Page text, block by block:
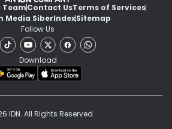
TeamContact UsTerms of Services
Media SiberIndexSitemap
Follow Us
Download
IDN. All Rights Reserved.